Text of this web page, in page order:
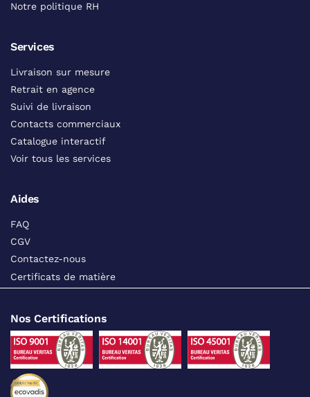
Notre politique RH
Services
Livraison sur mesure
Retrait en agence
Suivi de livraison
Contacts commerciaux
Catalogue interactif
Voir tous les services
Aides
FAQ
CGV
Contactez-nous
Certificats de matière
Nos Certifications